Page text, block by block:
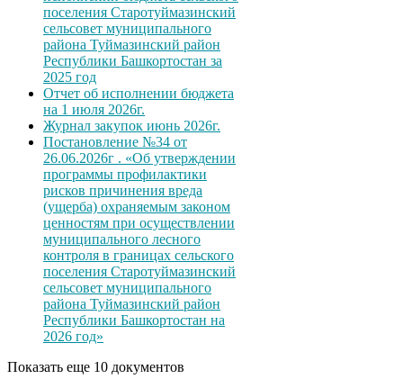
поселения Старотуймазинский
сельсовет муниципального
района Туймазинский район
Республики Башкортостан за
2025 год
Отчет об исполнении бюджета
на 1 июля 2026г.
Журнал закупок июнь 2026г.
Постановление №34 от
26.06.2026г . «Об утверждении
программы профилактики
рисков причинения вреда
(ущерба) охраняемым законом
ценностям при осуществлении
муниципального лесного
контроля в границах сельского
поселения Старотуймазинский
сельсовет муниципального
района Туймазинский район
Республики Башкортостан на
2026 год»
Показать еще 10 документов